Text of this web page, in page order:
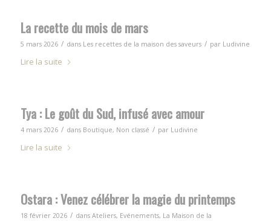
La recette du mois de mars
5 mars 2026 / dans Les recettes de la maison des saveurs / par Ludivine
Lire la suite
Tya : Le goût du Sud, infusé avec amour
4 mars 2026 / dans Boutique, Non classé / par Ludivine
Lire la suite
Ostara : Venez célébrer la magie du printemps
18 février 2026 / dans Ateliers, Evénements, La Maison de la